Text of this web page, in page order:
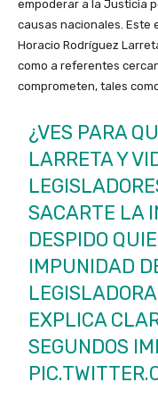
empoderar a la Justicia
causas nacionales. Este
Horacio Rodríguez
como a referentes
comprometen, tales
¿VES PARA
LARRETA Y
SACARTE LA
DESPIDO
IMPUNIDAD
LEGISLADORA
EXPLICA
SEGUNDOS